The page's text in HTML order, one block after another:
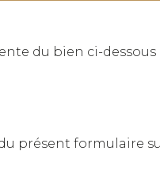
du bien ci-dessous :
présent formulaire